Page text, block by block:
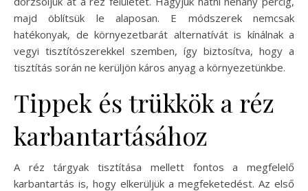
majd öblítsük le alaposan. E módszerek nemcsak
hatékonyak, de környezetbarát alternatívát is kínálnak a
vegyi tisztítószerekkel szemben, így biztosítva, hogy a
tisztítás során ne kerüljön káros anyag a környezetünkbe.
Tippek és trükkök a réz
karbantartásához
A réz tárgyak tisztítása mellett fontos a megfelelő
karbantartás is, hogy elkerüljük a megfeketedést. Az első